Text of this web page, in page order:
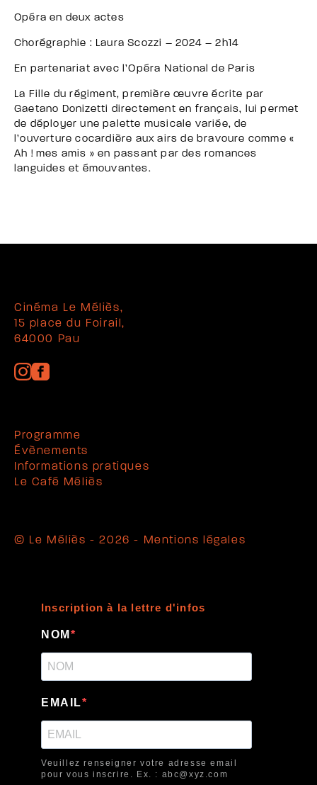
Opéra en deux actes
Chorégraphie : Laura Scozzi – 2024 – 2h14
En partenariat avec l’Opéra National de Paris
La Fille du régiment, première œuvre écrite par
Gaetano Donizetti directement en français, lui permet
de déployer une palette musicale variée, de
l’ouverture cocardière aux airs de bravoure comme «
Ah ! mes amis » en passant par des romances
languides et émouvantes.
Cinéma Le Méliès,
15 place du Foirail,
64000 Pau
Programme
Évènements
Informations pratiques
Le Café Méliès
© Le Méliès - 2026 - Mentions légales
Inscription à la lettre d'infos
NOM
EMAIL
Veuillez renseigner votre adresse email
pour vous inscrire. Ex. : abc@xyz.com